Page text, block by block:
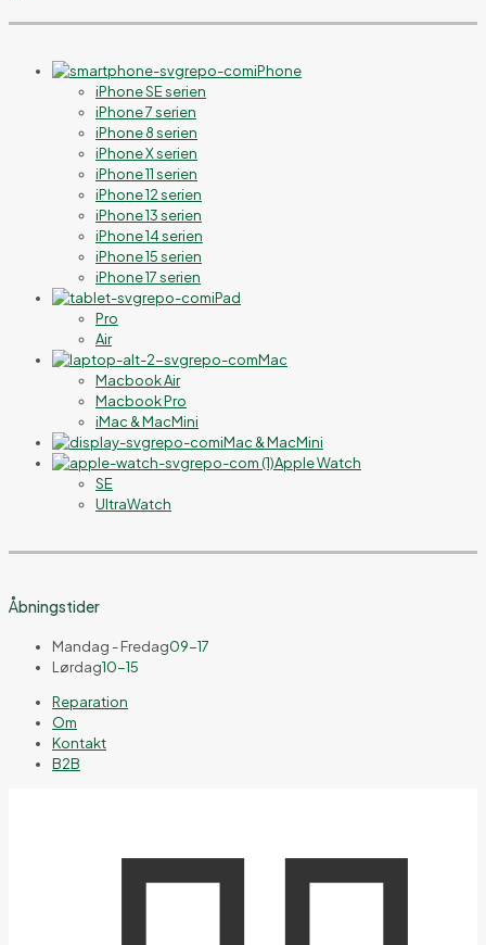
iPhone
iPhone SE serien
iPhone 7 serien
iPhone 8 serien
iPhone X serien
iPhone 11 serien
iPhone 12 serien
iPhone 13 serien
iPhone 14 serien
iPhone 15 serien
iPhone 17 serien
iPad
Pro
Air
Mac
Macbook Air
Macbook Pro
iMac & MacMini
iMac & MacMini
Apple Watch
SE
UltraWatch
Åbningstider
Mandag - Fredag09-17
Lørdag10-15
Reparation
Om
Kontakt
B2B